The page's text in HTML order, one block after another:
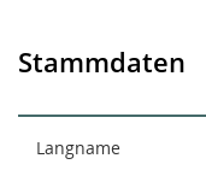
Stammdaten
Langname